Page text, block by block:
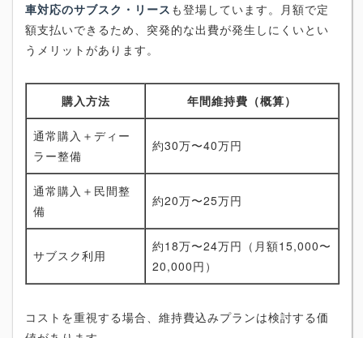
車対応のサブスク・リース も登場しています。月額で定
額支払いできるため、突発的な出費が発生しにくいとい
うメリットがあります。
購入方法 年間維持費（概算）
通常購入＋ディー
ラー整備
約30万〜40万円
通常購入＋民間整
備
約20万〜25万円
サブスク利用
約18万〜24万円（月額15,000〜
20,000円）
コストを重視する場合、維持費込みプランは検討する価